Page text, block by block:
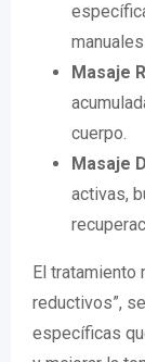
Masaje
cuerpo.
Masaje
activas,
El tratamiento
reductivos”,
específicas